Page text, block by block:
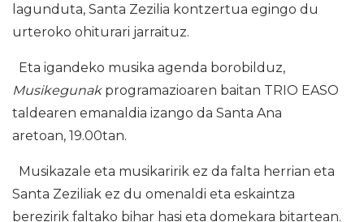
lagunduta, Santa Zezilia kontzertua egingo du
urteroko ohiturari jarraituz.
Eta igandeko musika agenda borobilduz,
Musikegunakprogramazioaren baitan TRIO EASO
taldearen emanaldia izango da Santa Ana
aretoan, 19.00tan.
Musikazale eta musikaririk ez da falta herrian eta
Santa Zeziliak ez du omenaldi eta eskaintza
berezirik faltako bihar hasi eta domekara bitartean.